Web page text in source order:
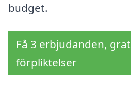
budget.
Få 3 erbjudanden,
förpliktelser